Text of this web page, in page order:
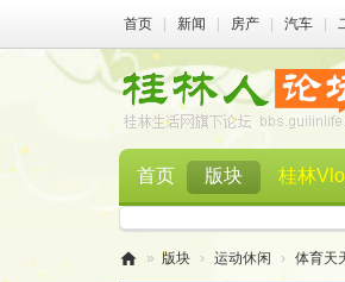
首页 新闻 房产 汽车
首页 版块 桂林
» 版块 › 运动休闲 › 体育天